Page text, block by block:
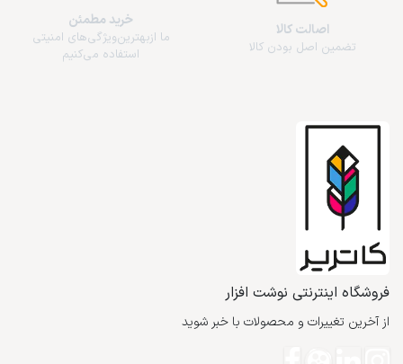
اصالت کالا
تضمین اصل بودن کالا
خرید مطمئن
ما از‌بهترین‌ویژگی‌های امنیتی
استفاده می‌کنیم
فروشگاه اینترنتی نوشت افزار
از آخرین تغییرات و محصولات با خبر شوید